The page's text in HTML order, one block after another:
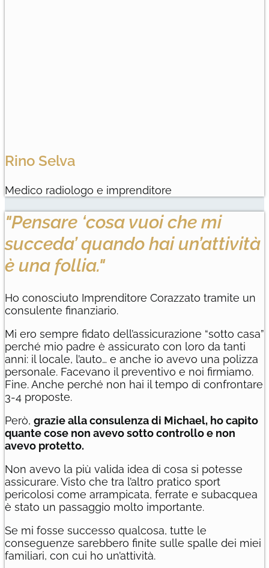
Rino Selva
Medico radiologo e imprenditore
"Pensare ‘cosa vuoi che mi
succeda’ quando hai un’attività
è una follia."
Ho conosciuto Imprenditore Corazzato tramite un
consulente finanziario.
Mi ero sempre fidato dell’assicurazione “sotto casa”
perché mio padre è assicurato con loro da tanti
anni: il locale, l’auto… e anche io avevo una polizza
personale. Facevano il preventivo e noi firmiamo.
Fine. Anche perché non hai il tempo di confrontare
3-4 proposte.
Però, grazie alla consulenza di Michael, ho capito
quante cose non avevo sotto controllo e non
avevo protetto.
Non avevo la più valida idea di cosa si potesse
assicurare. Visto che tra l’altro pratico sport
pericolosi come arrampicata, ferrate e subacquea
è stato un passaggio molto importante.
Se mi fosse successo qualcosa, tutte le
conseguenze sarebbero finite sulle spalle dei miei
familiari, con cui ho un’attività.